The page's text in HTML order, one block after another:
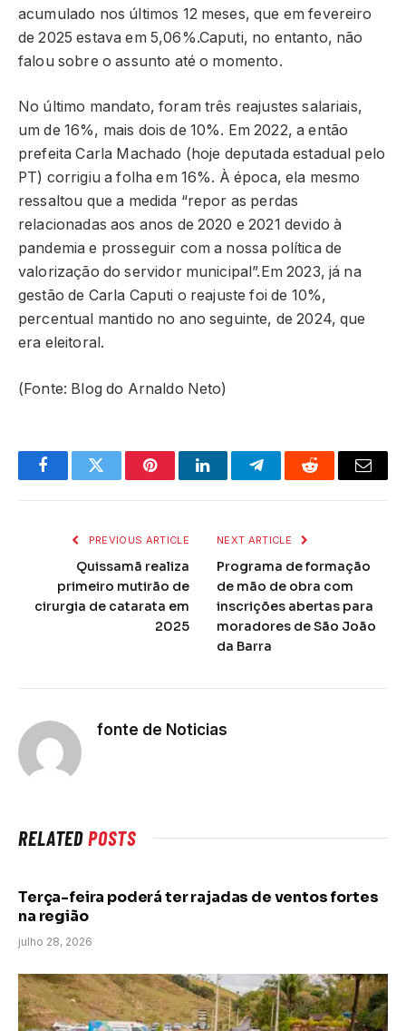
acumulado nos últimos 12 meses, que em fevereiro
de 2025 estava em 5,06%.Caputi, no entanto, não
falou sobre o assunto até o momento.
No último mandato, foram três reajustes salariais,
um de 16%, mais dois de 10%. Em 2022, a então
prefeita Carla Machado (hoje deputada estadual pelo
PT) corrigiu a folha em 16%. À época, ela mesmo
ressaltou que a medida “repor as perdas
relacionadas aos anos de 2020 e 2021 devido à
pandemia e prosseguir com a nossa política de
valorização do servidor municipal”.Em 2023, já na
gestão de Carla Caputi o reajuste foi de 10%,
percentual mantido no ano seguinte, de 2024, que
era eleitoral.
(Fonte: Blog do Arnaldo Neto)
FacebookTwitter PinterestLinkedInTelegramReddit Email
PREVIOUS ARTICLE
Quissamã realiza
primeiro mutirão de
cirurgia de catarata em
2025
NEXT ARTICLE
Programa de formação
de mão de obra com
inscrições abertas para
moradores de São João
da Barra
fonte de Noticias
RELATEDPOSTS
Terça-feira poderá ter rajadas de ventos fortes
na região
julho 28, 2026